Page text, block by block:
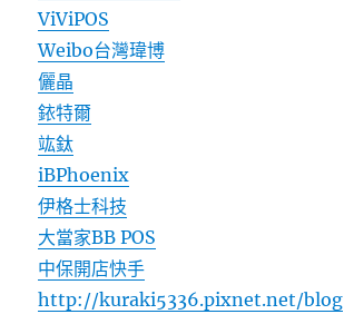
ViViPOS
Weibo台灣瑋博
儷晶
銥特爾
竑鈦
iBPhoenix
伊格士科技
大當家BB POS
中保開店快手
http://kuraki5336.pixnet.net/blog